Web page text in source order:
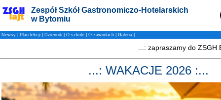
Zespół Szkół Gastronomiczo-Hotelarskich
w Bytomiu
Newsy Plan lekcji Dziennik O szkole O zawodach Galeria
...: WAKACJE 2026 :...